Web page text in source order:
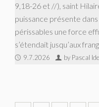
9,18-26 et //), saint
puissance présente
périssables une force
s’étendait jusqu’aux
9.7.2026 by Pascal Ide